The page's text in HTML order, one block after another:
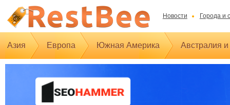
Новости Города и
Азия Европа Южная Америка Австралия